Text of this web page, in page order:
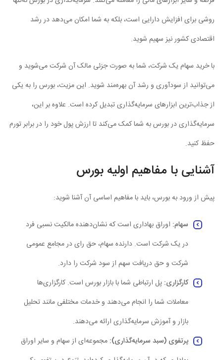
روشی برای افزایش دارایی است، بلکه به شما امکان می‌دهد در رشد
اقتصادی کشور نیز سهیم شوید.
با خرید سهام یک شرکت، شما به صورت جزئی مالک آن شرکت می‌شوید و
می‌توانید از سودآوری و رشد آن بهره‌مند شوید. این مزیت، بورس را به یکی
از جذاب‌ترین ابزارهای سرمایه‌گذاری تبدیل کرده است. علاوه بر این،
سرمایه‌گذاری در بورس به شما کمک می‌کند تا ارزش پول خود را در برابر تورم
حفظ کنید.
آشنایی با مفاهیم اولیه بورس
پیش از ورود به بورس، باید با مفاهیم اساسی آن آشنا شوید:
سهام: اوراق بهاداری است که نشان‌دهنده مالکیت نسبی فرد
در یک شرکت است. دارنده سهام، حق رای در مجامع عمومی
شرکت و حق دریافت سهم از سود شرکت را دارد.
کارگزاری: پل ارتباطی شما با بازار بورس است. کارگزاری‌ها
معاملات شما را انجام می‌دهند و خدمات مختلفی مانند تحلیل
بازار و آموزش سرمایه‌گذاری ارائه می‌دهند.
پرتفوی (سبد سرمایه‌گذاری): مجموعه‌ای از سهام و سایر اوراق